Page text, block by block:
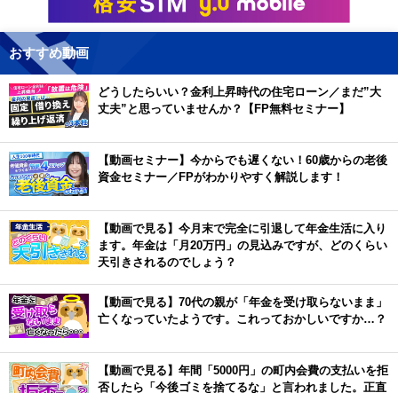
おすすめ動画
どうしたらいい？金利上昇時代の住宅ローン／まだ”大
丈夫”と思っていませんか？【FP無料セミナー】
【動画セミナー】今からでも遅くない！60歳からの老後
資金セミナー／FPがわかりやすく解説します！
【動画で見る】今月末で完全に引退して年金生活に入り
ます。年金は「月20万円」の見込みですが、どのくらい
天引きされるのでしょう？
【動画で見る】70代の親が「年金を受け取らないまま」
亡くなっていたようです。これっておかしいですか…？
【動画で見る】年間「5000円」の町内会費の支払いを拒
否したら「今後ゴミを捨てるな」と言われました。正直